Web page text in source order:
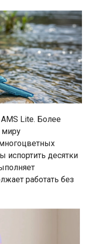
Lite. Более
миру
испортить десятки
работать без